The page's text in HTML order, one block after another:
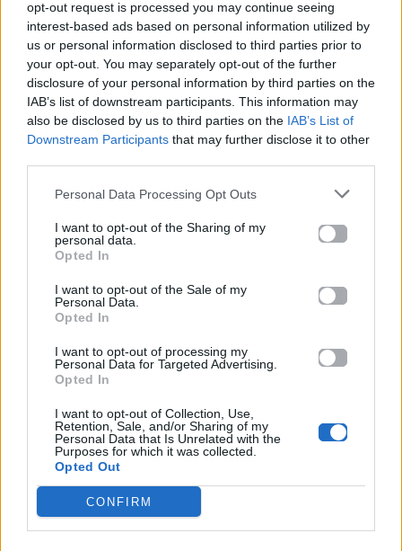
opt-out request is processed you may continue seeing
interest-based ads based on personal information utilized by
us or personal information disclosed to third parties prior to
your opt-out. You may separately opt-out of the further
disclosure of your personal information by third parties on the
IAB’s list of downstream participants. This information may
also be disclosed by us to third parties on the IAB’s List of
Downstream Participants that may further disclose it to other
Personal Data Processing Opt Outs
I want to opt-out of the Sharing of my
personal data.
Opted In
I want to opt-out of the Sale of my
Personal Data.
Opted In
I want to opt-out of processing my
Personal Data for Targeted Advertising.
Opted In
I want to opt-out of Collection, Use,
Retention, Sale, and/or Sharing of my
Personal Data that Is Unrelated with the
Purposes for which it was collected.
Opted Out
CONFIRM
«Το ’χουμε» στον
ΣΚΑΪ: Οι δηλώσεις
φινάλε
29.05.2026
Το «τελεσίγραφο»
της Khloé
τη ζωή του Tristan
Βιογραφικά
Ελλήνων
με πληροφορίες για
δισκογραφία, πορεία
τους στην ελληνική
μουσική σκηνή